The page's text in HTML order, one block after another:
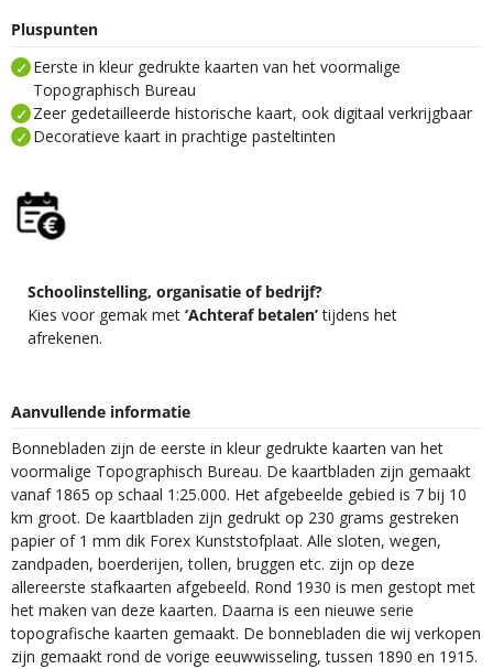
Pluspunten
Eerste in kleur gedrukte kaarten van het voormalige
Topographisch Bureau
Zeer gedetailleerde historische kaart, ook digitaal verkrijgbaar
Decoratieve kaart in prachtige pasteltinten
Schoolinstelling, organisatie of bedrijf?
Kies voor gemak met ‘Achteraf betalen’tijdens het
afrekenen.
Aanvullende informatie
Bonnebladen zijn de eerste in kleur gedrukte kaarten van het
voormalige Topographisch Bureau. De kaartbladen zijn gemaakt
vanaf 1865 op schaal 1:25.000. Het afgebeelde gebied is 7 bij 10
km groot. De kaartbladen zijn gedrukt op 230 grams gestreken
papier of 1 mm dik Forex Kunststofplaat. Alle sloten, wegen,
zandpaden, boerderijen, tollen, bruggen etc. zijn op deze
allereerste stafkaarten afgebeeld. Rond 1930 is men gestopt met
het maken van deze kaarten. Daarna is een nieuwe serie
topografische kaarten gemaakt. De bonnebladen die wij verkopen
zijn gemaakt rond de vorige eeuwwisseling, tussen 1890 en 1915.